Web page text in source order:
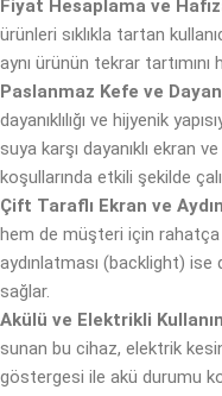
Fiyat Hesaplama ve
ürünleri sıklıkla tartan
aynı ürünün tekrar tartımını
Paslanmaz Kefe ve
dayanıklılığı ve hijyenik
suya karşı dayanıklı ekran
koşullarında etkili şekilde
Çift Taraflı Ekran ve
hem de müşteri için rahatça
aydınlatması (backlight) ise
sağlar.
Akülü ve Elektrikli
sunan bu cihaz, elektrik
göstergesi ile akü durumu